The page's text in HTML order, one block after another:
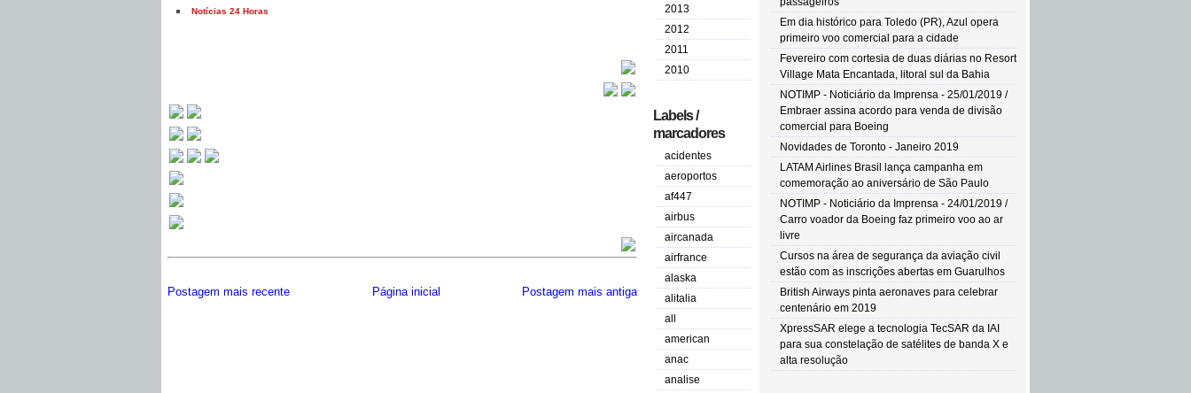
Notícias 24 Horas
Postagem mais recente Postagem mais antiga
Página inicial
2013
2012
2011
2010
Labels /
marcadores
acidentes
aeroportos
af447
airbus
aircanada
airfrance
alaska
alitalia
all
american
anac
analise
Em dia histórico para Toledo (PR), Azul opera
primeiro voo comercial para a cidade
Fevereiro com cortesia de duas diárias no Resort
Village Mata Encantada, litoral sul da Bahia
NOTIMP - Noticiário da Imprensa - 25/01/2019 /
Embraer assina acordo para venda de divisão
comercial para Boeing
Novidades de Toronto - Janeiro 2019
LATAM Airlines Brasil lança campanha em
comemoração ao aniversário de São Paulo
NOTIMP - Noticiário da Imprensa - 24/01/2019 /
Carro voador da Boeing faz primeiro voo ao ar
livre
Cursos na área de segurança da aviação civil
estão com as inscrições abertas em Guarulhos
British Airways pinta aeronaves para celebrar
centenário em 2019
XpressSAR elege a tecnologia TecSAR da IAI
para sua constelação de satélites de banda X e
alta resolução